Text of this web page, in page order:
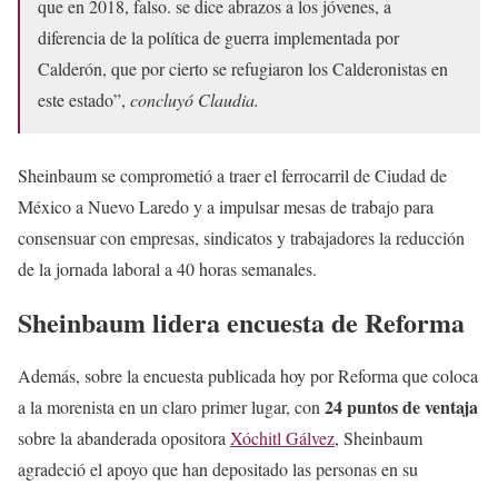
que en 2018, falso. se dice abrazos a los jóvenes, a
diferencia de la política de guerra implementada por
Calderón, que por cierto se refugiaron los Calderonistas en
este estado”, concluyó Claudia.
Sheinbaum se comprometió a traer el ferrocarril de Ciudad de
México a Nuevo Laredo y a impulsar mesas de trabajo para
consensuar con empresas, sindicatos y trabajadores la reducción
de la jornada laboral a 40 horas semanales.
Sheinbaum lidera encuesta de Reforma
Además, sobre la encuesta publicada hoy por Reforma que coloca
a la morenista en un claro primer lugar, con 24 puntos de ventaja
sobre la abanderada opositora Xóchitl Gálvez, Sheinbaum
agradeció el apoyo que han depositado las personas en su